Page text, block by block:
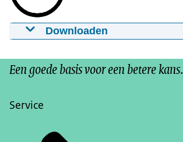
Downloaden
19-05-2026mp4
Een goede basis voor een betere kans.
Service